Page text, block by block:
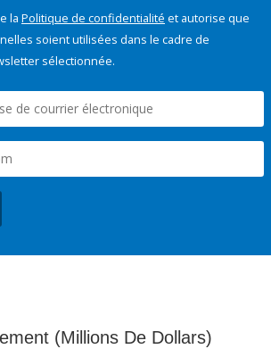
la Politique de confidentialité et autorise que
soient utilisées dans le cadre de
sélectionnée.
(Millions De Dollars)